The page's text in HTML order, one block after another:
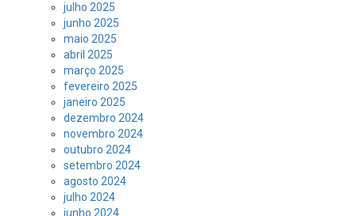
julho 2025
junho 2025
maio 2025
abril 2025
março 2025
fevereiro 2025
janeiro 2025
dezembro 2024
novembro 2024
outubro 2024
setembro 2024
agosto 2024
julho 2024
junho 2024